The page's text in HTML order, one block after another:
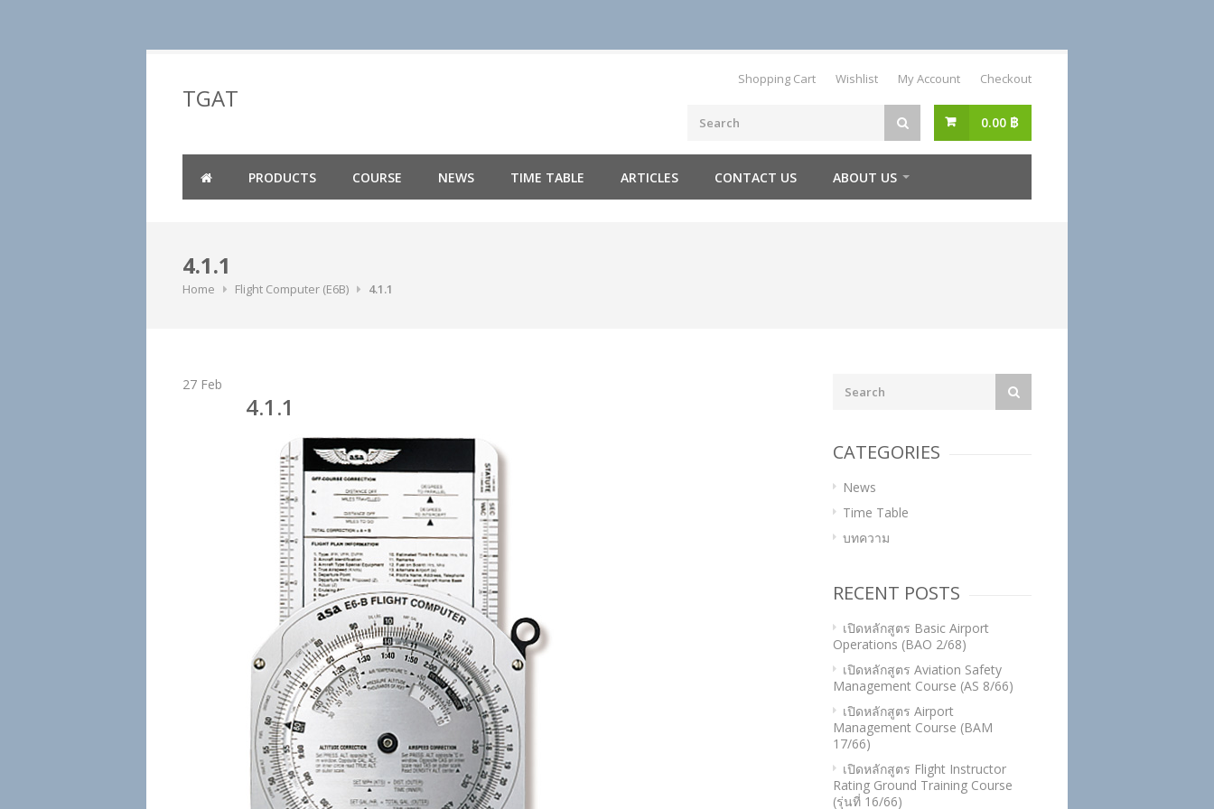
contentTGAT
Shopping Cart Wishlist My Account Checkout
0.00 ฿
PRODUCTS COURSE NEWS TIME TABLE ARTICLES CONTACT US ABOUT US
4.1.1
Home Flight Computer (E6B) 4.1.1
27 Feb
4.1.1
CATEGORIES
News
Time Table
บทความ
RECENT POSTS
เปิดหลักสูตร Basic Airport
Operations (BAO 2/68)
เปิดหลักสูตร Aviation Safety
Management Course (AS 8/66)
เปิดหลักสูตร Airport
Management Course (BAM
17/66)
เปิดหลักสูตร Flight Instructor
Rating Ground Training Course
(รุ่นที่ 16/66)